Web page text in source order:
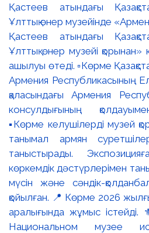
Қастеев атындағы
Ұлттық өнер музейінде
Қастеев атындағы
Ұлттық өнер музейі қорынан»
ашылуы өтеді. ▫️Көрме
Армения Республикасының
қаласындағы Армения
консулдығының
▪️Көрме келушілерді музей
танымал армян
таныстырады.
көркемдік дәстүрлерімен
мүсін және сәндік-
қойылған. 📍 Көрме 2026
аралығында жұмыс істейді.
Национальном музее